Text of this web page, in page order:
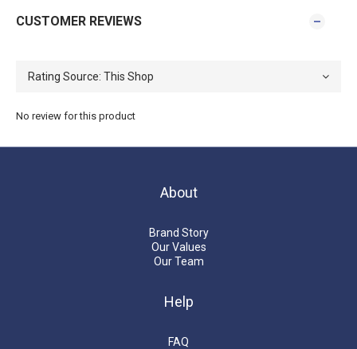
CUSTOMER REVIEWS
No review for this product
About
Brand Story
Our Values
Our Team
Help
FAQ